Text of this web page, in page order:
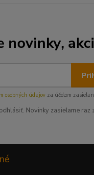
novinky,
osobných údajovza účelom
Novinky zasielame raz